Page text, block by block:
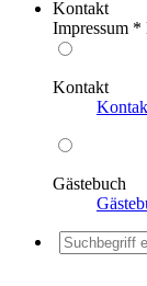
Kontakt
Impressum *
Kontakt
Gästebuch